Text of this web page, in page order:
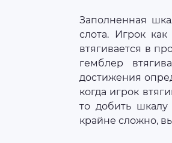
Заполненная
слота. Игрок
втягивается в
гемблер
достижения
когда игрок
то добить шкалу
крайне сложно,